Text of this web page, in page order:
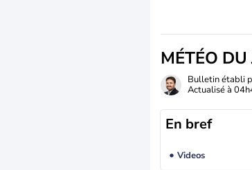
MÉTÉO
Bulletin établi
Actualisé à
En bref
Videos